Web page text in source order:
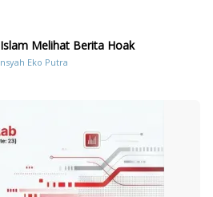
Melihat Berita Hoak
Eko Putra